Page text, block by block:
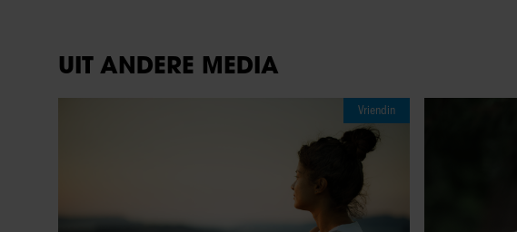
UIT ANDERE MEDIA
Vriendin